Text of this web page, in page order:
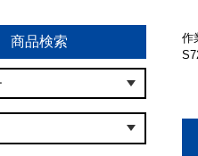
商品検索
作